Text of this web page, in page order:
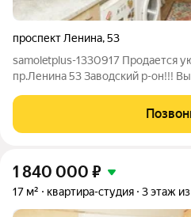
проспект Ленина,53
samoletplus-1330917 Продается
пр.Ленина 53 Заводский р-он!!!
капитальный ремонт. Главные
Студенческий кластер: в шаговой
1 840 000 ₽
17 м² квартира-студия 3 этаж из